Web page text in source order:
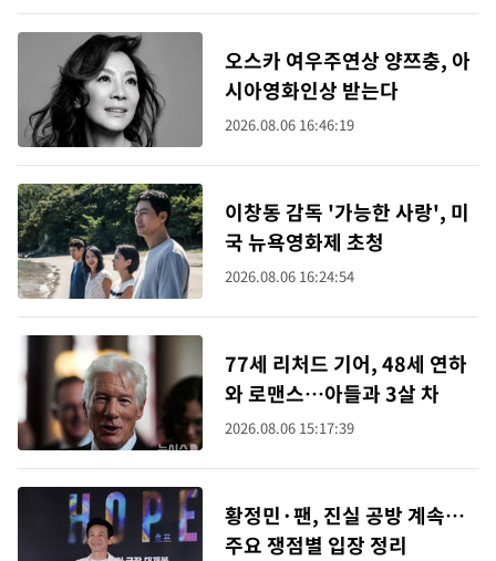
오스카 여우주연상 양쯔충, 아
시아영화인상 받는다
2026.08.06 16:46:19
이창동 감독 '가능한 사랑', 미
국 뉴욕영화제 초청
2026.08.06 16:24:54
77세 리처드 기어, 48세 연하
와 로맨스…아들과 3살 차
2026.08.06 15:17:39
황정민·팬, 진실 공방 계속…
주요 쟁점별 입장 정리